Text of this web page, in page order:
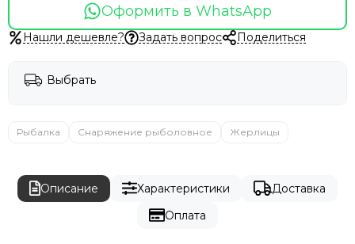
Оформить в WhatsApp
Нашли дешевле? Задать вопрос Поделиться
Выбрать
Рыбалка Снаряжение рыболовное Жерлицы
Описание Характеристики
Доставка
Оплата